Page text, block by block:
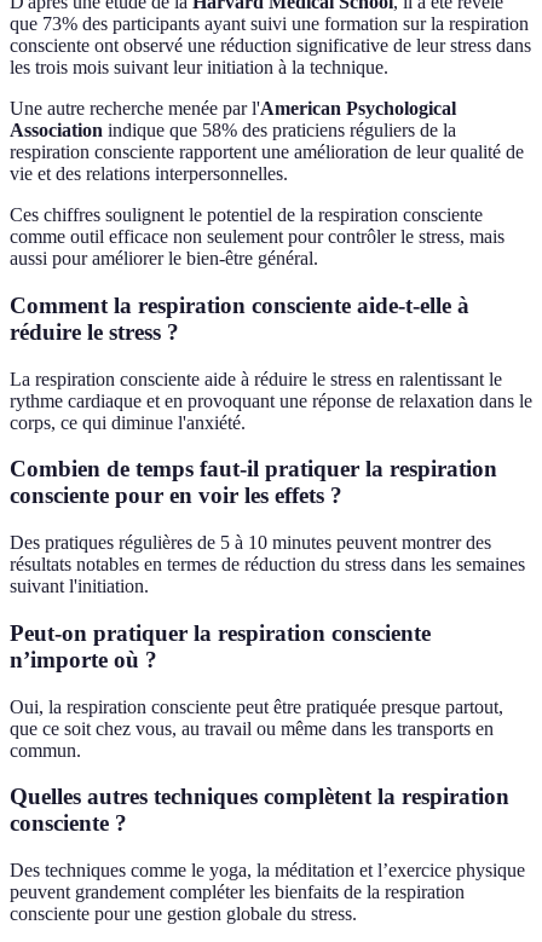
que 73% des participants ayant suivi une formation sur la respiration
consciente ont observé une réduction significative de leur stress dans
les trois mois suivant leur initiation à la technique.
Une autre recherche menée par l'American Psychological
Association indique que 58% des praticiens réguliers de la
respiration consciente rapportent une amélioration de leur qualité de
vie et des relations interpersonnelles.
Ces chiffres soulignent le potentiel de la respiration consciente
comme outil efficace non seulement pour contrôler le stress, mais
aussi pour améliorer le bien-être général.
Comment la respiration consciente aide-t-elle à
réduire le stress ?
La respiration consciente aide à réduire le stress en ralentissant le
rythme cardiaque et en provoquant une réponse de relaxation dans le
corps, ce qui diminue l'anxiété.
Combien de temps faut-il pratiquer la respiration
consciente pour en voir les effets ?
Des pratiques régulières de 5 à 10 minutes peuvent montrer des
résultats notables en termes de réduction du stress dans les semaines
suivant l'initiation.
Peut-on pratiquer la respiration consciente
n’importe où ?
Oui, la respiration consciente peut être pratiquée presque partout,
que ce soit chez vous, au travail ou même dans les transports en
commun.
Quelles autres techniques complètent la respiration
consciente ?
Des techniques comme le yoga, la méditation et l’exercice physique
peuvent grandement compléter les bienfaits de la respiration
consciente pour une gestion globale du stress.